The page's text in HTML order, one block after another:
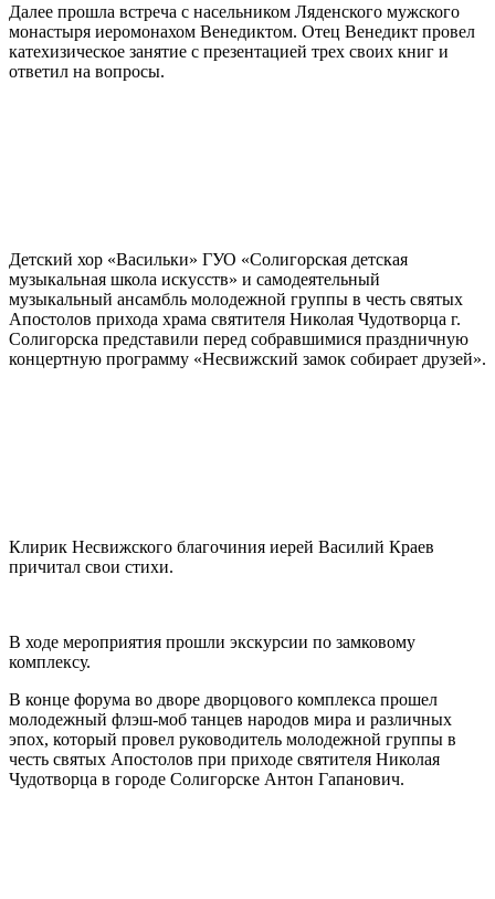
Далее прошла встреча с насельником Ляденского мужского
монастыря иеромонахом Венедиктом. Отец Венедикт провел
катехизическое занятие с презентацией трех своих книг и
ответил на вопросы.
Детский хор «Васильки» ГУО «Солигорская детская
музыкальная школа искусств» и самодеятельный
музыкальный ансамбль молодежной группы в честь святых
Апостолов прихода храма святителя Николая Чудотворца г.
Солигорска представили перед собравшимися праздничную
концертную программу «Несвижский замок собирает друзей».
Клирик Несвижского благочиния иерей Василий Краев
причитал свои стихи.
В ходе мероприятия прошли экскурсии по замковому
комплексу.
В конце форума во дворе дворцового комплекса прошел
молодежный флэш-моб танцев народов мира и различных
эпох, который провел руководитель молодежной группы в
честь святых Апостолов при приходе святителя Николая
Чудотворца в городе Солигорске Антон Гапанович.